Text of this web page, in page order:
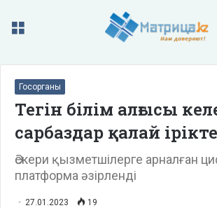
Меню
Госорганы
Тегін білім алғысы
сарбаздар қалай
Әскери қызметшілерге арналған
платформа әзірленді
27.01.2023 19